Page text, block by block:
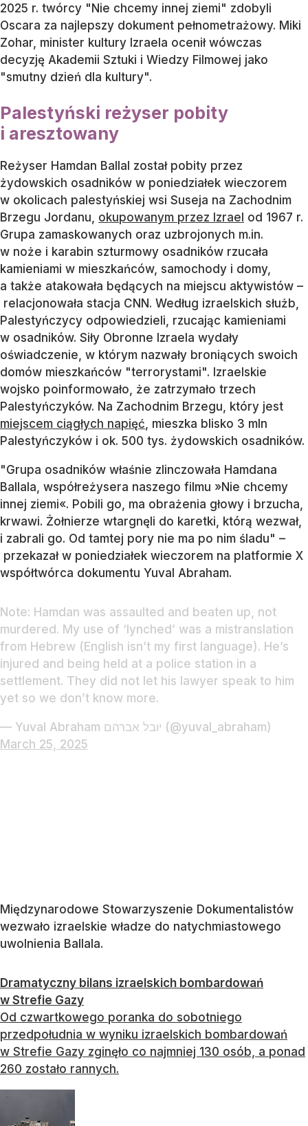
2025 r. twórcy "Nie chcemy innej ziemi" zdobyli
Oscara za najlepszy dokument pełnometrażowy. Miki
Zohar, minister kultury Izraela ocenił wówczas
decyzję Akademii Sztuki i Wiedzy Filmowej jako
"smutny dzień dla kultury".
Palestyński reżyser pobity
i aresztowany
Reżyser Hamdan Ballal został pobity przez
żydowskich osadników w poniedziałek wieczorem
w okolicach palestyńskiej wsi Suseja na Zachodnim
Brzegu Jordanu, okupowanym przez Izrael od 1967 r.
Grupa zamaskowanych oraz uzbrojonych m.in.
w noże i karabin szturmowy osadników rzucała
kamieniami w mieszkańców, samochody i domy,
a także atakowała będących na miejscu aktywistów –
relacjonowała stacja CNN. Według izraelskich służb,
Palestyńczycy odpowiedzieli, rzucając kamieniami
w osadników. Siły Obronne Izraela wydały
oświadczenie, w którym nazwały broniących swoich
domów mieszkańców "terrorystami". Izraelskie
wojsko poinformowało, że zatrzymało trzech
Palestyńczyków. Na Zachodnim Brzegu, który jest
miejscem ciągłych napięć, mieszka blisko 3 mln
Palestyńczyków i ok. 500 tys. żydowskich osadników.
"Grupa osadników właśnie zlinczowała Hamdana
Ballala, współreżysera naszego filmu »Nie chcemy
innej ziemi«. Pobili go, ma obrażenia głowy i brzucha,
krwawi. Żołnierze wtargnęli do karetki, którą wezwał,
i zabrali go. Od tamtej pory nie ma po nim śladu" –
przekazał w poniedziałek wieczorem na platformie X
współtwórca dokumentu Yuval Abraham.
Note: Hamdan was assaulted and beaten up, not
murdered. My use of ‘lynched’ was a mistranslation
from Hebrew (English isn’t my first language). He’s
injured and being held at a police station in a
settlement. They did not let his lawyer speak to him
yet so we don’t know more.
— Yuval Abraham יובל אברהם (@yuval_abraham)
March 25, 2025
Międzynarodowe Stowarzyszenie Dokumentalistów
wezwało izraelskie władze do natychmiastowego
uwolnienia Ballala.
Dramatyczny bilans izraelskich bombardowań
w Strefie Gazy
Od czwartkowego poranka do sobotniego
przedpołudnia w wyniku izraelskich bombardowań
w Strefie Gazy zginęło co najmniej 130 osób, a ponad
260 zostało rannych.